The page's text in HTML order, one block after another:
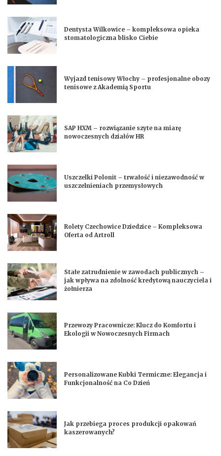
Dentysta Wilkowice – kompleksowa opieka
stomatologiczna blisko Ciebie
Wyjazd tenisowy Włochy – profesjonalne obozy
tenisowe z Akademią Sportu
SAP HXM – rozwiązanie szyte na miarę
nowoczesnych działów HR
Uszczelki Polonit – trwałość i niezawodność w
uszczelnieniach przemysłowych
Rolety Czechowice Dziedzice – Kompleksowa
Oferta od Artroll
Stałe zatrudnienie w zawodach publicznych –
jak wpływa na zdolność kredytową nauczyciela i
żołnierza
Przewozy Pracownicze: Klucz do Komfortu i
Ekologii w Nowoczesnych Firmach
Personalizowane Kubki Termiczne: Elegancja i
Funkcjonalność na Co Dzień
Jak przebiega proces produkcji opakowań
kaszerowanych?